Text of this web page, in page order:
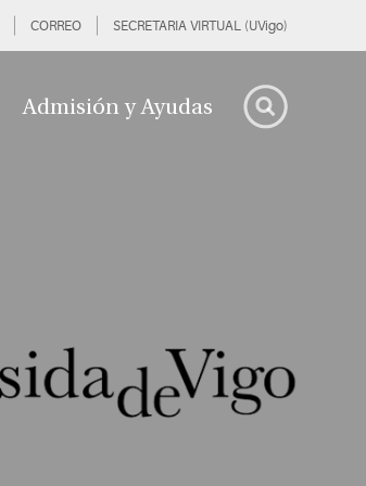
CORREO SECRETARIA VIRTUAL (UVigo)
Admisión y Ayudas